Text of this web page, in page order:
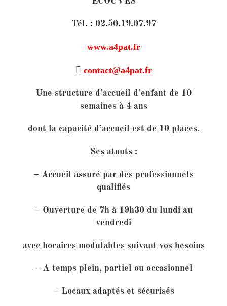
Tél. : 02.50.19.07.97
www.a4pat.fr
 contact@a4pat.fr
Une structure d’accueil d’enfant de 10
semaines à 4 ans
dont la capacité d’accueil est de 10 places.
Ses atouts:
– Accueil assuré par des professionnels
qualifiés
– Ouverture de 7h à 19h30 du lundi au
vendredi
avec horaires modulables suivant vos besoins
– A temps plein, partiel ou occasionnel
– Locaux adaptés et sécurisés